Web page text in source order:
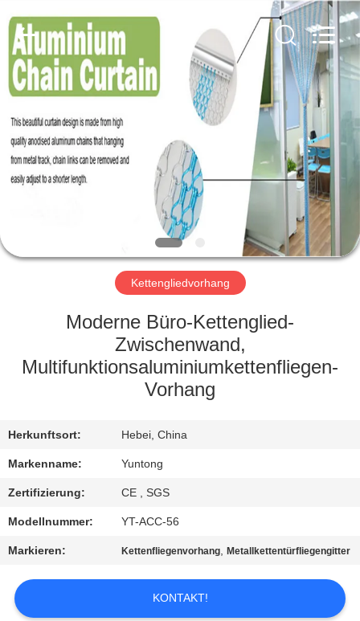
HAUS
PRODUKTE
ÜBER
FABRIK-
QUALITÄTSKONTROLLE
MIT
UNS
IN
VERBINDUNG
NACHRICHTEN
Wire
Mesh
Co.,Ltd.
Rights
Reserved.
Kettengliedvorhang
Moderne Büro-Kettenglied-
Zwischenwand,
Multifunktionsaluminiumkettenfliegen-
Vorhang
Herkunftsort: Hebei, China
Markenname: Yuntong
Zertifizierung: CE , SGS
Modellnummer: YT-ACC-56
Markieren: Kettenfliegenvorhang,Metallkettentürfliegengitter
KONTAKT!